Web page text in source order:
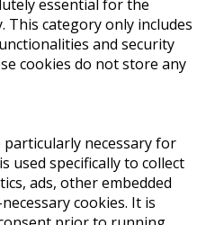
essential for the
category only includes
and security
cookies do not store any
necessary for
used specifically to collect
ads, other embedded
cookies. It is